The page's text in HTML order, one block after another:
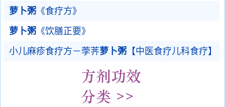
萝卜粥 《食疗方》
萝卜粥 《饮膳正要》
小儿麻疹食疗方－荸荠萝卜粥 【中医食疗儿科食疗】